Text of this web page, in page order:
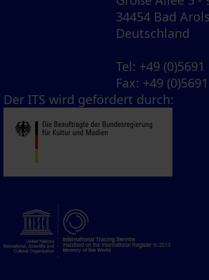
34454 Bad
Deutschland
Tel: +49
Fax: +49
Der ITS wird gefördert durch: